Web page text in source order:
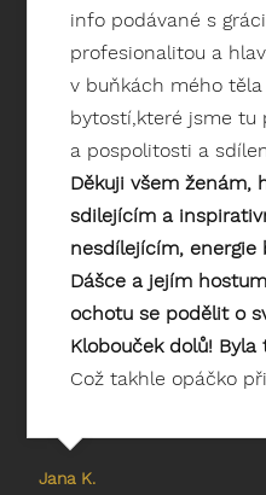
info podávané s
profesionalitou a
v buňkách mého
bytostí,které jsme tu
a pospolitosti a
Děkuji všem ženám,
sdilejícím a
nesdílejícím, energie
Dášce a jejím
ochotu se podělit o
Klobouček dolů! Byla
Což takhle opáčko
Jana K.